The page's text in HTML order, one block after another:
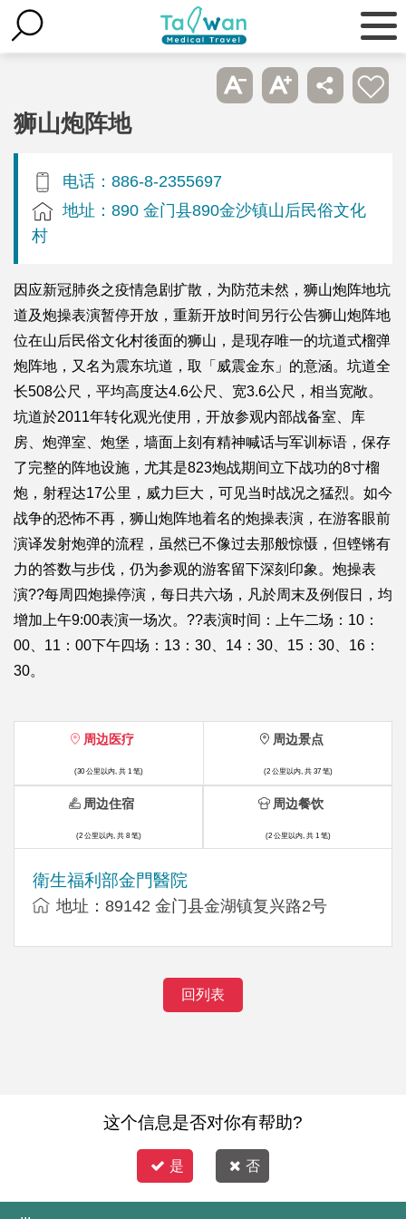
狮山炮阵地
电话：886-8-2355697
地址：890 金门县890金沙镇山后民俗文化
村
因应新冠肺炎之疫情急剧扩散，为防范未然，狮山炮阵地坑
道及炮操表演暂停开放，重新开放时间另行公告狮山炮阵地
位在山后民俗文化村後面的狮山，是现存唯一的坑道式榴弹
炮阵地，又名为震东坑道，取「威震金东」的意涵。坑道全
长508公尺，平均高度达4.6公尺、宽3.6公尺，相当宽敞。
坑道於2011年转化观光使用，开放参观内部战备室、库
房、炮弹室、炮堡，墙面上刻有精神喊话与军训标语，保存
了完整的阵地设施，尤其是823炮战期间立下战功的8寸榴
炮，射程达17公里，威力巨大，可见当时战况之猛烈。如今
战争的恐怖不再，狮山炮阵地着名的炮操表演，在游客眼前
演译发射炮弹的流程，虽然已不像过去那般惊慑，但铿锵有
力的答数与步伐，仍为参观的游客留下深刻印象。炮操表
演??每周四炮操停演，每日共六场，凡於周末及例假日，均
增加上午9:00表演一场次。??表演时间：上午二场：10：
00、11：00下午四场：13：30、14：30、15：30、16：
30。
周边医疗
(30 公里以内, 共 1 笔)
衛生福利部金門醫院
地址：89142 金门县金湖镇复兴路2号
周边景点
(2 公里以内, 共 37 笔)
周边住宿
(2 公里以内, 共 8 笔)
周边餐饮
(2 公里以内, 共 1 笔)
回列表
这个信息是否对你有帮助?
是 否